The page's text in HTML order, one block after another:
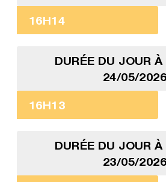
16H14
DURÉE DU JOUR
24/05/2026
16H13
DURÉE DU JOUR
23/05/2026